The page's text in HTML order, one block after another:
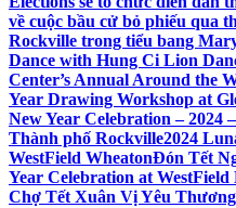
về cuộc bầu cử bỏ phiếu qua
Rockville trong tiểu bang
Dance with Hung Ci Lion
Center’s Annual Around the
Year Drawing Workshop at
New Year Celebration – 2024
Thành phố Rockville2024
WestField WheatonĐón Tết
Year Celebration at
Chợ Tết Xuân Vị Yêu